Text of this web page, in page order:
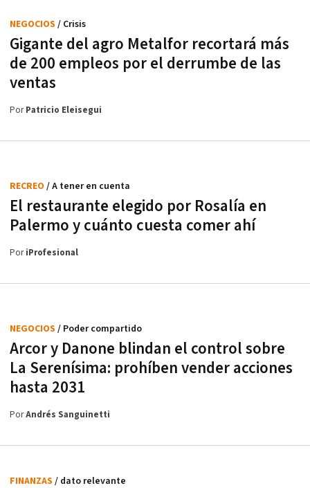
Gigante del agro Metalfor recortará más
de 200 empleos por el derrumbe de las
ventas
NEGOCIOS / Crisis
PorPatricio Eleisegui
El restaurante elegido por Rosalía en
Palermo y cuánto cuesta comer ahí
RECREO / A tener en cuenta
PoriProfesional
Arcor y Danone blindan el control sobre
La Serenísima: prohíben vender acciones
hasta 2031
NEGOCIOS / Poder compartido
PorAndrés Sanguinetti
FINANZAS / dato relevante